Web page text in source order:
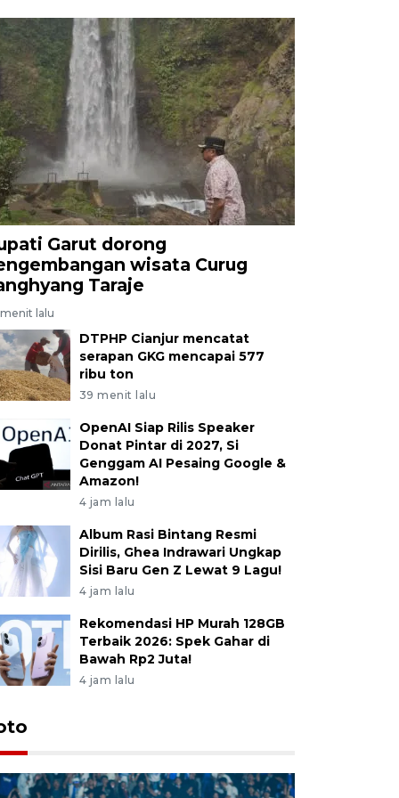
Garut dorong
wisata Curug
Taraje
lalu
DTPHP Cianjur mencatat
serapan GKG mencapai 577
ribu ton
39 menit lalu
OpenAI Siap Rilis Speaker
Donat Pintar di 2027, Si
Genggam AI Pesaing Google &
Amazon!
4 jam lalu
Album Rasi Bintang Resmi
Dirilis, Ghea Indrawari Ungkap
Sisi Baru Gen Z Lewat 9 Lagu!
4 jam lalu
Rekomendasi HP Murah 128GB
Terbaik 2026: Spek Gahar di
Bawah Rp2 Juta!
4 jam lalu